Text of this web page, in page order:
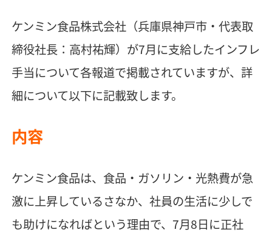
ケンミン食品株式会社（兵庫県神戸市・代表取
締役社長：高村祐輝）が7月に支給したインフレ
手当について各報道で掲載されていますが、詳
細について以下に記載致します。
内容
ケンミン食品は、食品・ガソリン・光熱費が急
激に上昇しているさなか、社員の生活に少しで
も助けになればという理由で、7月8日に正社